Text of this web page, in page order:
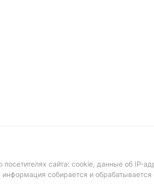
сайта: cookie, данные об IP-
собирается и обрабатывается